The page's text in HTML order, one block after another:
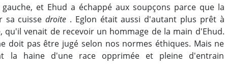
et Ehud a échappé aux soupçons parce que la
sa cuissedroite . Eglon était aussi d'autant plus prêt à
venait de recevoir un hommage de la main d'Ehud.
doit pas être jugé selon nos normes éthiques. Mais ne
la haine d'une race opprimée et pleine d'entrain